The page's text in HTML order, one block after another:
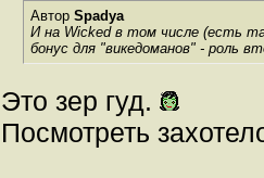
Автор Spadya
И на Wicked в том числе (есть
бонус для "викедоманов" - роль
Это зер гуд.
Посмотреть